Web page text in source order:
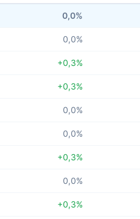
0,0%
0,0%
+0,3%
+0,3%
0,0%
0,0%
+0,3%
0,0%
+0,3%